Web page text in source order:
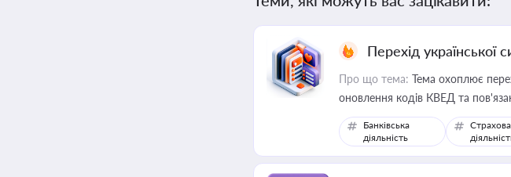
Перехід
Про що тема: Тема охоплює
оновлення кодів КВЕД та
Банківська
діяльність
Страхова